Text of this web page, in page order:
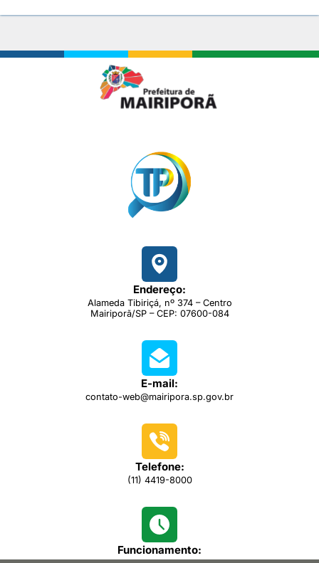
Endereço:
Alameda Tibiriçá, nº 374 – Centro
Mairiporã/SP – CEP: 07600-084
E-mail:
contato-web@mairipora.sp.gov.br
Telefone:
(11) 4419-8000
Funcionamento: